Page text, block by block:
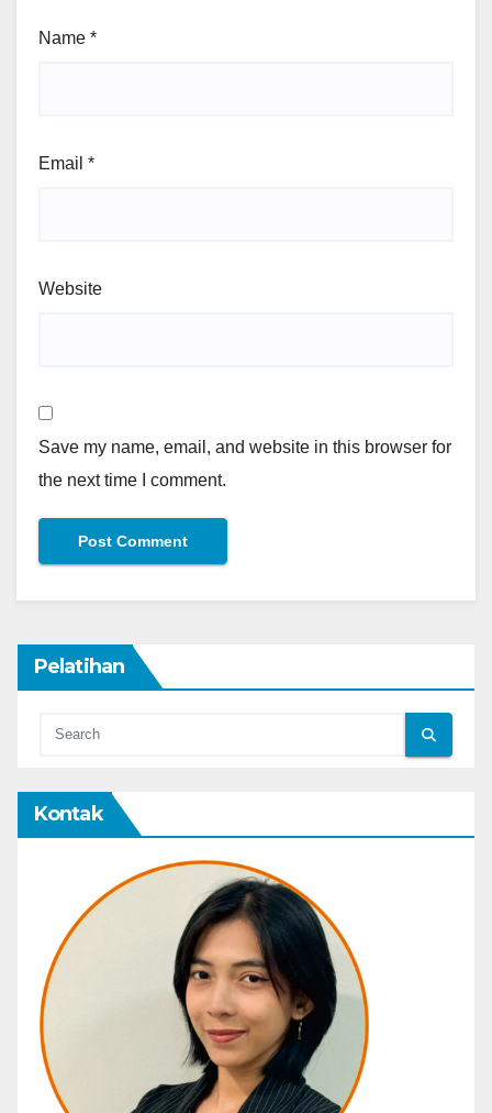
Name *
Email *
Website
Save my name, email, and website in this browser for
the next time I comment.
Pelatihan
Kontak